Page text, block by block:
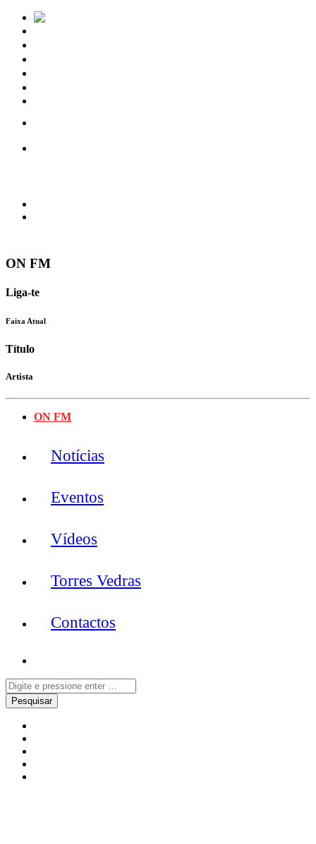
ON FM
Liga-te
Faixa Atual
Título
Artista
ON FM
Notícias
Eventos
Vídeos
Torres Vedras
Contactos